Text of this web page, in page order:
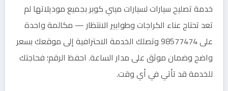
خدمة تصليح سيارات لسيارات ميني كوبر بجميع موديلاتها لم
تعد تحتاج عناء الكراجات وطوابير الانتظار — مكالمة واحدة
على 98577474 وتصلك الخدمة الاحترافية إلى موقعك بسعر
واضح وضمان موثق على مدار الساعة. احفظ الرقم؛ فحاجتك
للخدمة قد تأتي في أي وقت.